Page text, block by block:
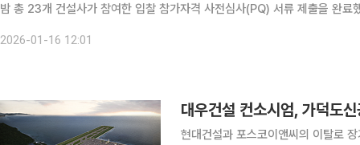
밤 총 23개 건설사가 참여한 입찰 참가자격 사전심사(PQ) 서류 제출을 완료했다. 컨소시엄에는 대표사인 대우건설을 중심으로
2026-01-16 12:01
대우건설 컨소시엄, 가덕도
현대건설과 포스코이앤씨의 이탈로